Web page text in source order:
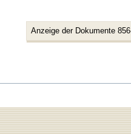
Anzeige der Dokumente